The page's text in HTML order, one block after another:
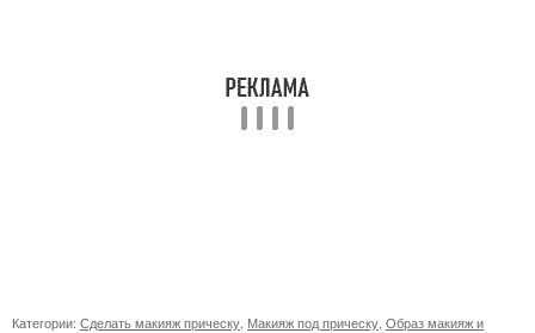
Категории: Сделать макияж прическу Макияж под прическу Образ макияж и